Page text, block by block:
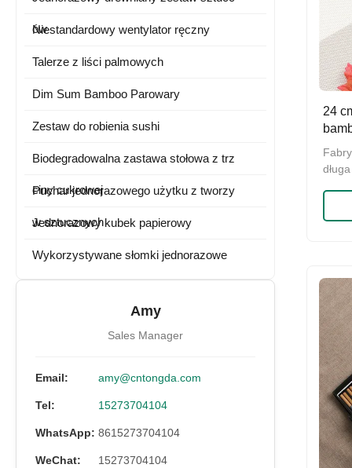
ów
Niestandardowy wentylator ręczny
Talerze z liści palmowych
Dim Sum Bamboo Parowary
Zestaw do robienia sushi
Biodegradowalna zastawa stołowa z trz
ciny cukrowej
Puchar jednorazowego użytku z tworzy
w sztucznych
Jednorazowy kubek papierowy
Wykorzystywane słomki jednorazowe
Amy
Sales Manager
Email: amy@cntongda.com
Tel: 15273704104
WhatsApp: 8615273704104
WeChat: 15273704104
24